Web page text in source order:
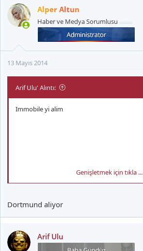
Alper Altun
Haber ve Medya Sorumlusu
13 Mayıs 2014
Arif Ulu' Alıntı:
Immobile yi alim
Genişletmek için tıkla ...
Dortmund aliyor
Arif Ulu